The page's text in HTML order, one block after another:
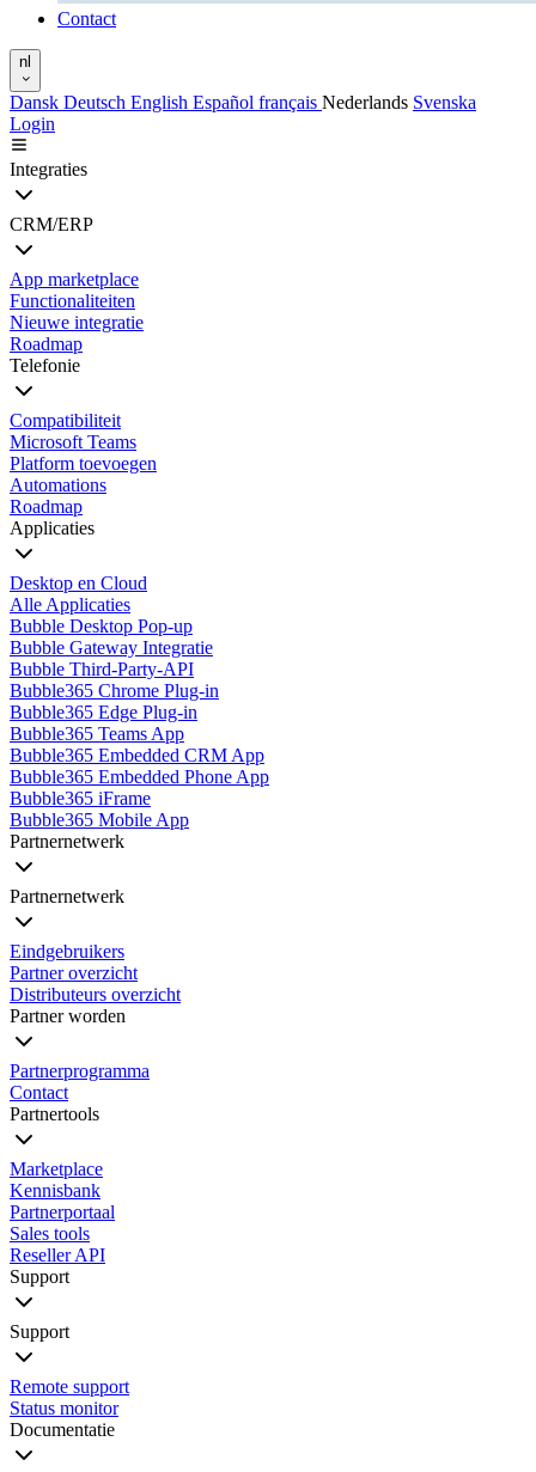
Contact
nl
Dansk Deutsch English Español français Nederlands Svenska
Login
Integraties
CRM/ERP
App marketplace
Functionaliteiten
Nieuwe integratie
Roadmap
Telefonie
Compatibiliteit
Microsoft Teams
Platform toevoegen
Automations
Roadmap
Applicaties
Desktop en Cloud
Alle Applicaties
Bubble Desktop Pop-up
Bubble Gateway Integratie
Bubble Third-Party-API
Bubble365 Chrome Plug-in
Bubble365 Edge Plug-in
Bubble365 Teams App
Bubble365 Embedded CRM App
Bubble365 Embedded Phone App
Bubble365 iFrame
Bubble365 Mobile App
Partnernetwerk
Partnernetwerk
Eindgebruikers
Partner overzicht
Distributeurs overzicht
Partner worden
Partnerprogramma
Contact
Partnertools
Marketplace
Kennisbank
Partnerportaal
Sales tools
Reseller API
Support
Support
Remote support
Status monitor
Documentatie